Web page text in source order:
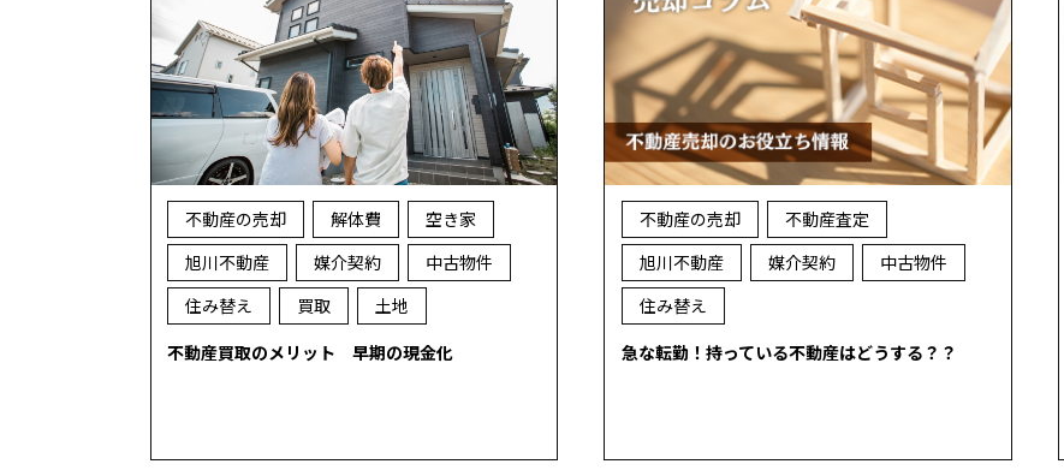
不動産の売却 解体費
空き家
旭川不動産
媒介契約
中古物件
住み替え
買取
土地
不動産買取のメリット 早期の現金化
不動産の売却
不動産査定
旭川不動産
媒介契約
中古物件
住み替え
急な転勤！持っている不動産はどうする？？